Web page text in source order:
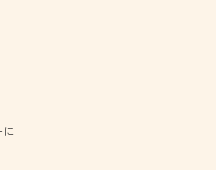
に